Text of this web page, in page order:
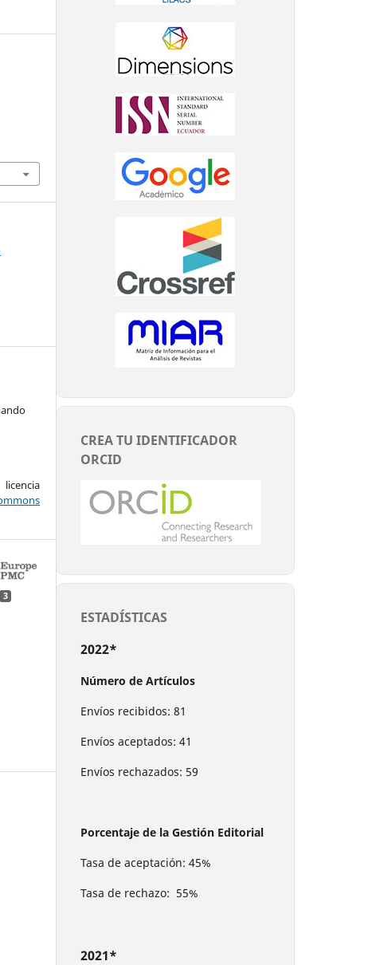
3
CREA TU IDENTIFICADOR
ORCID
ESTADÍSTICAS
2022*
Número de Artículos
Envíos recibidos: 81
Envíos aceptados: 41
Envíos rechazados: 59
Porcentaje de la Gestión Editorial
Tasa de aceptación: 45%
Tasa de rechazo: 55%
2021*